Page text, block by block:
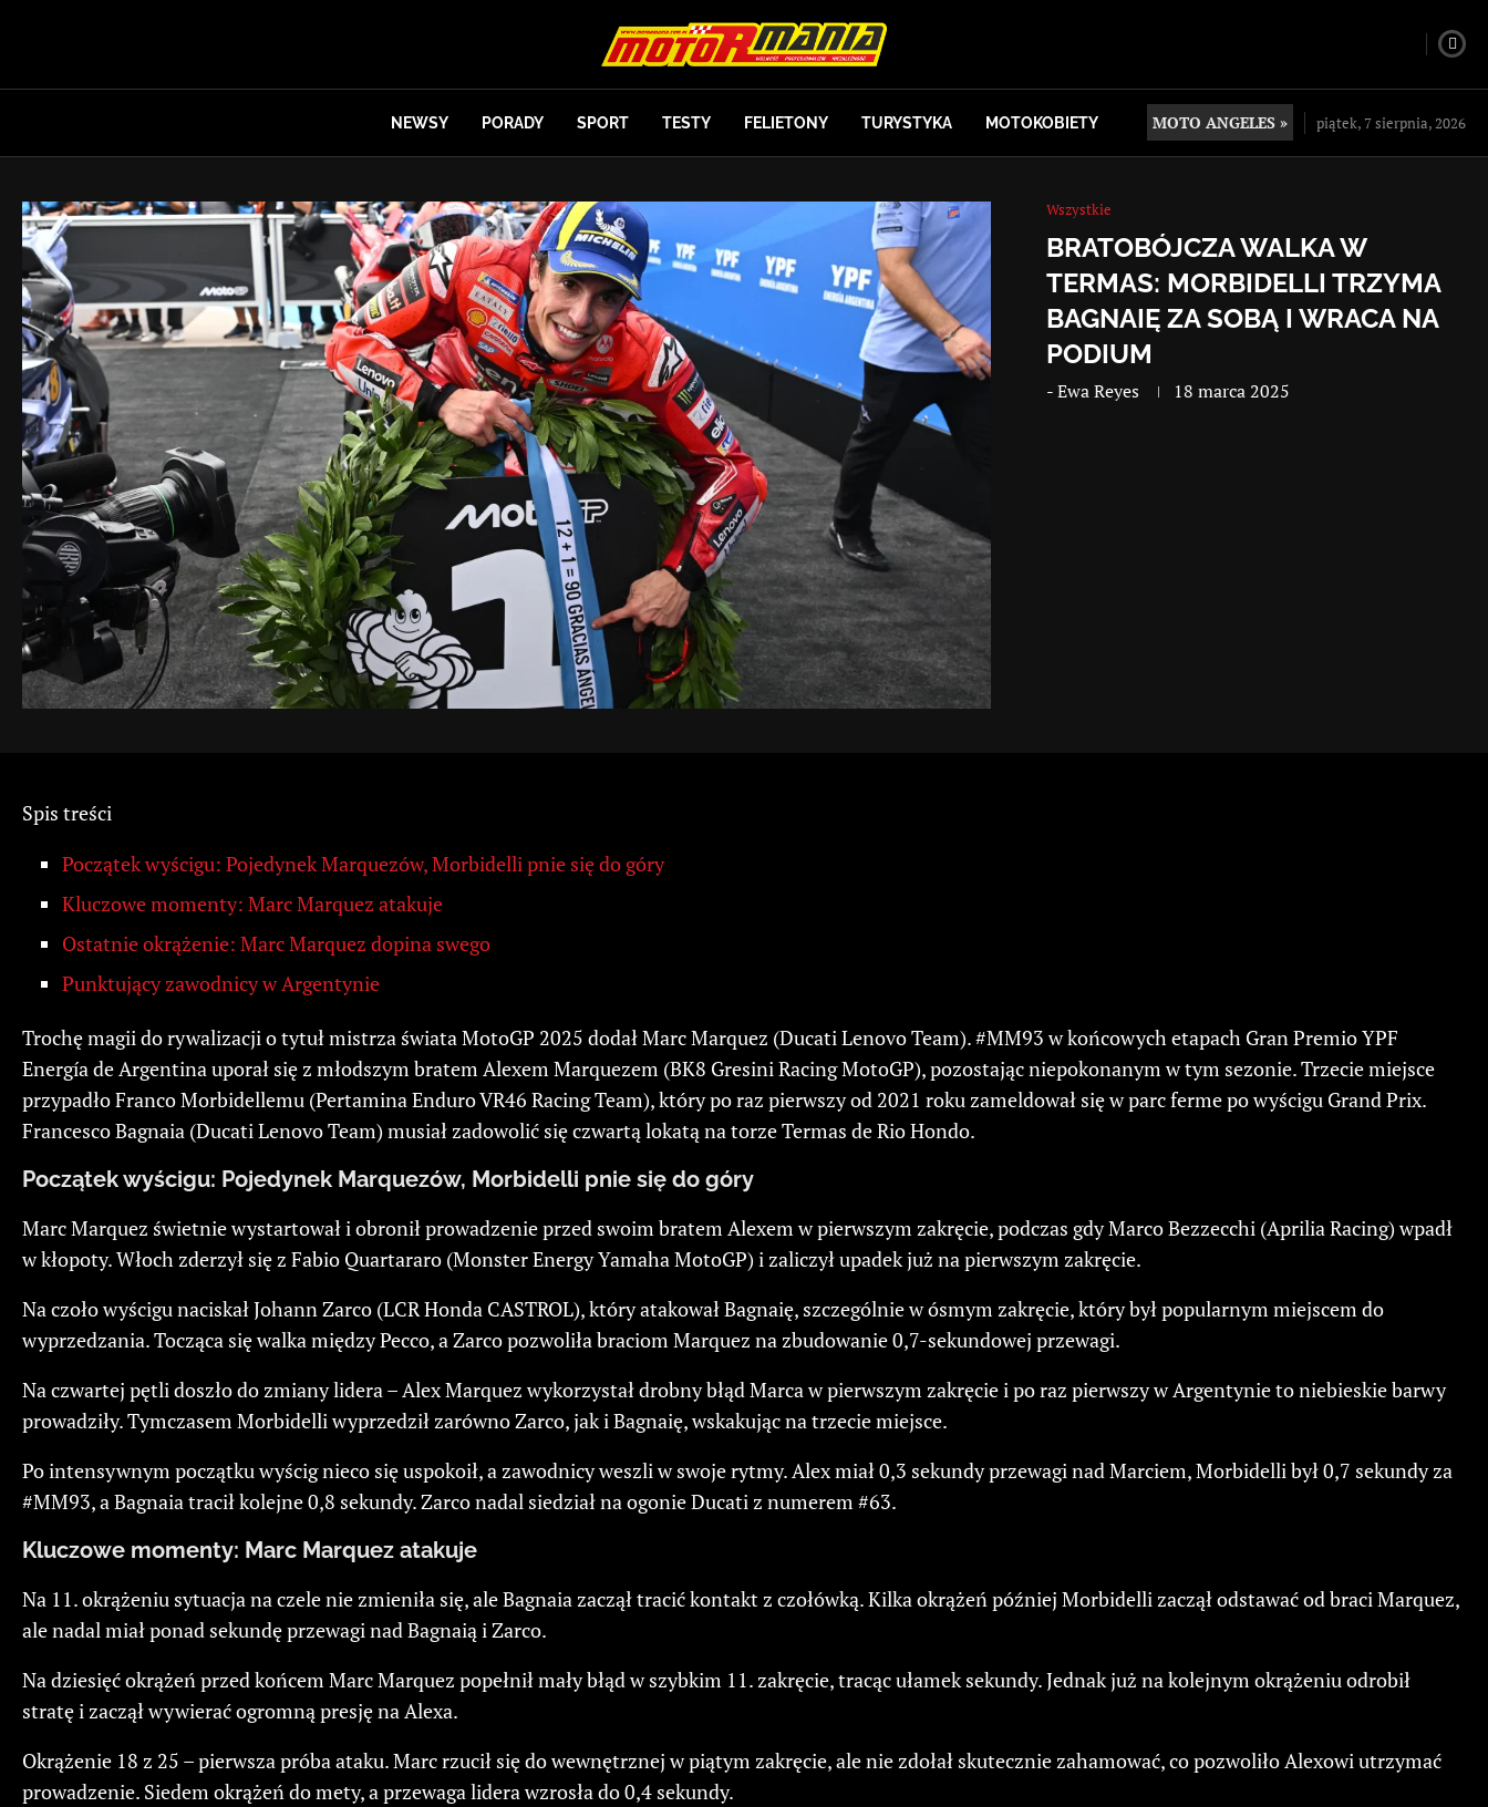
NEWSY PORADY SPORT TESTY FELIETONY TURYSTYKA MOTOKOBIETY MOTO ANGELES » piątek, 7 sierpnia, 2026
Wszystkie
BRATOBÓJCZA WALKA W
TERMAS: MORBIDELLI TRZYMA
BAGNAIĘ ZA SOBĄ I WRACA NA
PODIUM
-Ewa Reyes 18 marca 2025
Spis treści
Początek wyścigu: Pojedynek Marquezów, Morbidelli pnie się do góry
Kluczowe momenty: Marc Marquez atakuje
Ostatnie okrążenie: Marc Marquez dopina swego
Punktujący zawodnicy w Argentynie
Trochę magii do rywalizacji o tytuł mistrza świata MotoGP 2025 dodał Marc Marquez (Ducati Lenovo Team). #MM93 w końcowych etapach Gran Premio YPF
Energía de Argentina uporał się z młodszym bratem Alexem Marquezem (BK8 Gresini Racing MotoGP), pozostając niepokonanym w tym sezonie. Trzecie miejsce
przypadło Franco Morbidellemu (Pertamina Enduro VR46 Racing Team), który po raz pierwszy od 2021 roku zameldował się w parc ferme po wyścigu Grand Prix.
Francesco Bagnaia (Ducati Lenovo Team) musiał zadowolić się czwartą lokatą na torze Termas de Rio Hondo.
Początek wyścigu: Pojedynek Marquezów, Morbidelli pnie się do góry
Marc Marquez świetnie wystartował i obronił prowadzenie przed swoim bratem Alexem w pierwszym zakręcie, podczas gdy Marco Bezzecchi (Aprilia Racing) wpadł
w kłopoty. Włoch zderzył się z Fabio Quartararo (Monster Energy Yamaha MotoGP) i zaliczył upadek już na pierwszym zakręcie.
Na czoło wyścigu naciskał Johann Zarco (LCR Honda CASTROL), który atakował Bagnaię, szczególnie w ósmym zakręcie, który był popularnym miejscem do
wyprzedzania. Tocząca się walka między Pecco, a Zarco pozwoliła braciom Marquez na zbudowanie 0,7-sekundowej przewagi.
Na czwartej pętli doszło do zmiany lidera – Alex Marquez wykorzystał drobny błąd Marca w pierwszym zakręcie i po raz pierwszy w Argentynie to niebieskie barwy
prowadziły. Tymczasem Morbidelli wyprzedził zarówno Zarco, jak i Bagnaię, wskakując na trzecie miejsce.
Po intensywnym początku wyścig nieco się uspokoił, a zawodnicy weszli w swoje rytmy. Alex miał 0,3 sekundy przewagi nad Marciem, Morbidelli był 0,7 sekundy za
#MM93, a Bagnaia tracił kolejne 0,8 sekundy. Zarco nadal siedział na ogonie Ducati z numerem #63.
Kluczowe momenty: Marc Marquez atakuje
Na 11. okrążeniu sytuacja na czele nie zmieniła się, ale Bagnaia zaczął tracić kontakt z czołówką. Kilka okrążeń później Morbidelli zaczął odstawać od braci Marquez,
ale nadal miał ponad sekundę przewagi nad Bagnaią i Zarco.
Na dziesięć okrążeń przed końcem Marc Marquez popełnił mały błąd w szybkim 11. zakręcie, tracąc ułamek sekundy. Jednak już na kolejnym okrążeniu odrobił
stratę i zaczął wywierać ogromną presję na Alexa.
Okrążenie 18 z 25 – pierwsza próba ataku. Marc rzucił się do wewnętrznej w piątym zakręcie, ale nie zdołał skutecznie zahamować, co pozwoliło Alexowi utrzymać
prowadzenie. Siedem okrążeń do mety, a przewaga lidera wzrosła do 0,4 sekundy.